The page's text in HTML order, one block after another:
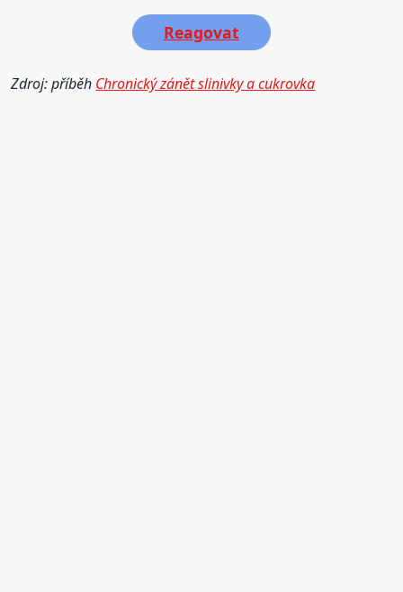
Reagovat
Zdroj: příběh Chronický zánět slinivky a cukrovka